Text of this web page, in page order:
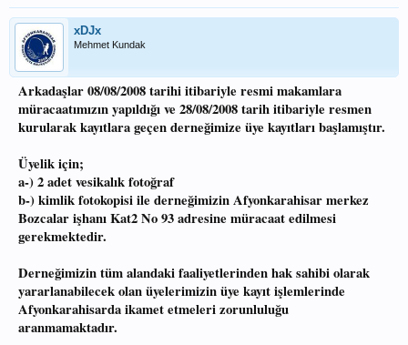
xDJx
Mehmet Kundak
Arkadaşlar 08/08/2008 tarihi itibariyle resmi makamlara
müracaatımızın yapıldığı ve 28/08/2008 tarih itibariyle resmen
kurularak kayıtlara geçen derneğimize üye kayıtları başlamıştır.
Üyelik için;
a-) 2 adet vesikalık fotoğraf
b-) kimlik fotokopisi ile derneğimizin Afyonkarahisar merkez
Bozcalar işhanı Kat2 No 93 adresine müracaat edilmesi
gerekmektedir.
Derneğimizin tüm alandaki faaliyetlerinden hak sahibi olarak
yararlanabilecek olan üyelerimizin üye kayıt işlemlerinde
Afyonkarahisarda ikamet etmeleri zorunluluğu
aranmamaktadır.